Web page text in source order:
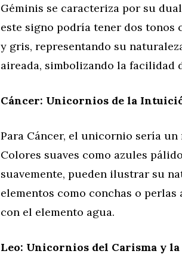
Géminis se caracteriza por su
este signo podría tener dos tonos
y gris, representando su
aireada, simbolizando la facilidad
Cáncer: Unicornios de la
Para Cáncer, el unicornio sería
Colores suaves como azules
suavemente, pueden ilustrar su
elementos como conchas o
con el elemento agua.
Leo: Unicornios del Carisma y la